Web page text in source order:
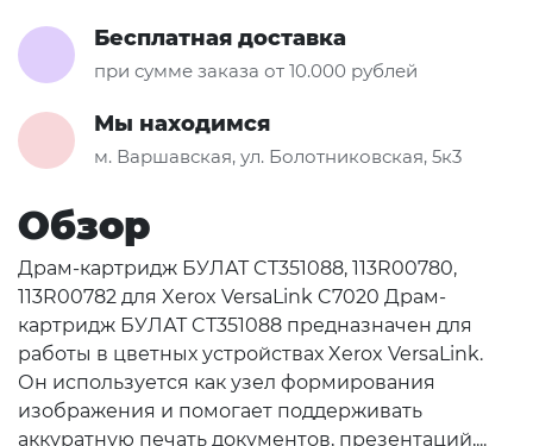
Бесплатная доставка
при сумме заказа от 10.000 рублей
Мы находимся
м. Варшавская, ул. Болотниковская, 5к3
Обзор
Драм-картридж БУЛАТ CT351088, 113R00780,
113R00782 для Xerox VersaLink C7020 Драм-
картридж БУЛАТ CT351088 предназначен для
работы в цветных устройствах Xerox VersaLink.
Он используется как узел формирования
изображения и помогает поддерживать
аккуратную печать документов, презентаций,...